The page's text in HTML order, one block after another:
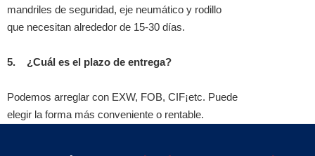
mandriles de seguridad, eje neumático y rodillo
que necesitan alrededor de 15-30 días.
5. ¿Cuál es el plazo de entrega?
Podemos arreglar con EXW, FOB, CIF¡etc. Puede
elegir la forma más conveniente o rentable.